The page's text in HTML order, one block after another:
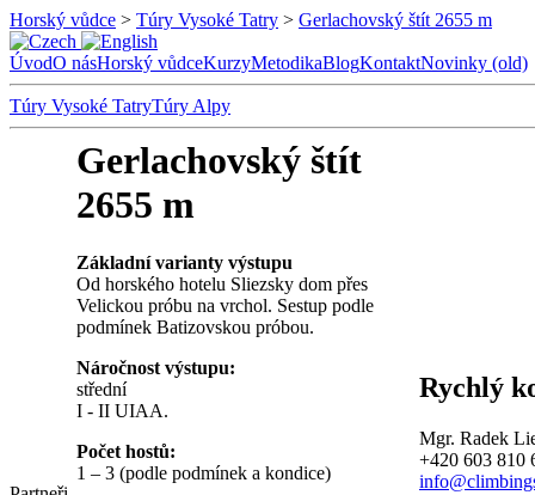
Horský vůdce > Túry Vysoké Tatry > Gerlachovský štít 2655 m
ÚvodO násHorský vůdceKurzyMetodikaBlogKontaktNovinky (old)
Túry Vysoké TatryTúry Alpy
Gerlachovský štít
2655 m
Základní varianty výstupu
Od horského hotelu Sliezsky dom přes
Velickou próbu na vrchol. Sestup podle
podmínek Batizovskou próbou.
Náročnost výstupu:
střední
I - II UIAA.
Počet hostů:
1 – 3 (podle podmínek a kondice)
Rychlý
Mgr. Radek
+420 603 810